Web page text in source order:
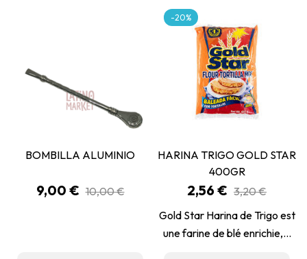
BOMBILLA ALUMINIO
Prix
9,00 € 10,00 €
HARINA TRIGO GOLD STAR
400GR
Prix
2,56 € 3,20 €
Gold Star Harina de Trigo est
une farine de blé enrichie,...
-20%